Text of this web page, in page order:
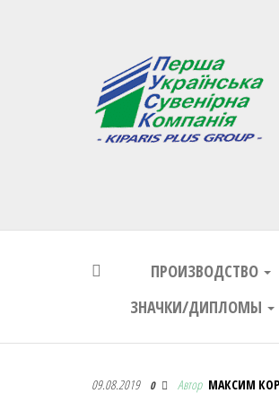
Первая Украинская
ПРОИЗВОДСТВО
ЗНАЧКИ/ДИПЛОМЫ
Первая Украинская
09.08.2019 0 Автор МАКСИМ